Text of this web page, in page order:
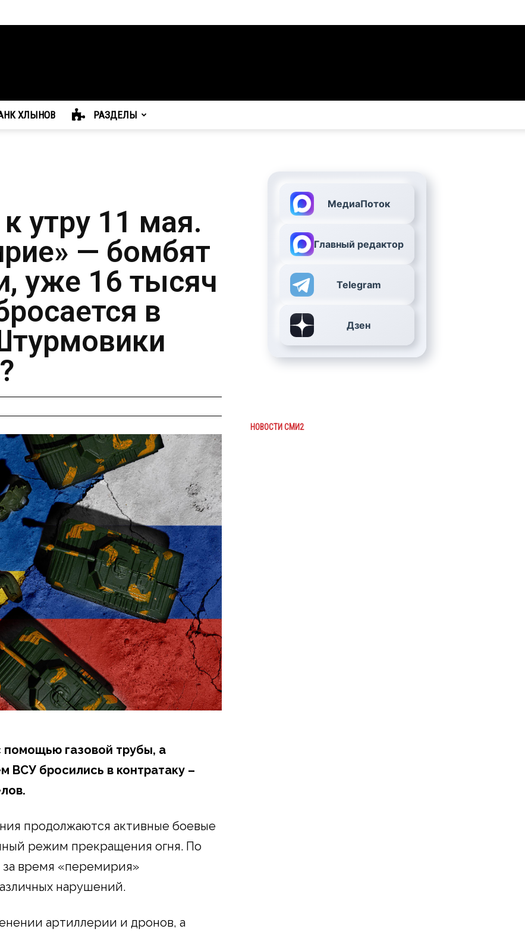
ХЛЫНОВ РАЗДЕЛЫ
утру 11 мая.
— бомбят
уже 16 тысяч
в
помощью газовой трубы, а
ВСУ бросились в контратаку –
продолжаются активные боевые
режим прекращения огня. По
время «перемирия»
нарушений.
артиллерии и дронов, а
МедиаПоток
Главный редактор
Telegram
Дзен
НОВОСТИ СМИ2